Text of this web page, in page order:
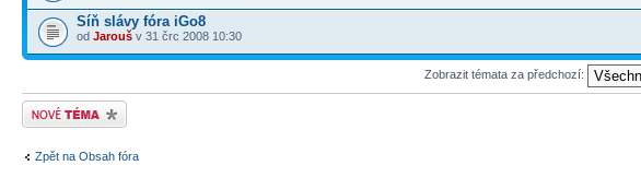
Síň slávy fóra iGo8
od Jarouš v 31 črc 2008 10:30
Zobrazit témata za předchozí:
Odeslat nové téma
Zpět na Obsah fóra